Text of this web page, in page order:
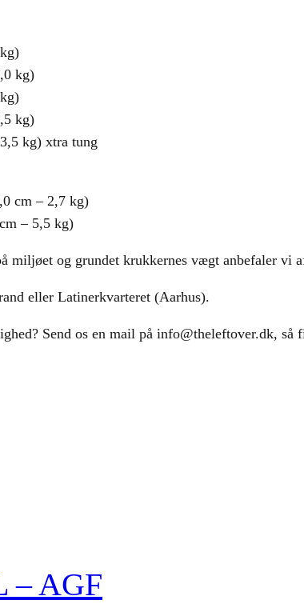
kg)
kg)
kg) xtra tung
cm – 2,7 kg)
– 5,5 kg)
miljøet og grundet krukkernes vægt anbefaler vi
eller Latinerkvarteret (Aarhus).
Send os en mail på info@theleftover.dk, så
– AGF